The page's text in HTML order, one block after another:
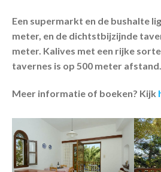
Een supermarkt en de bushalte
meter, en de dichtstbijzijnde
meter. Kalives met een rijke
tavernes is op 500 meter afstand.
Meer informatie of boeken? Kijk